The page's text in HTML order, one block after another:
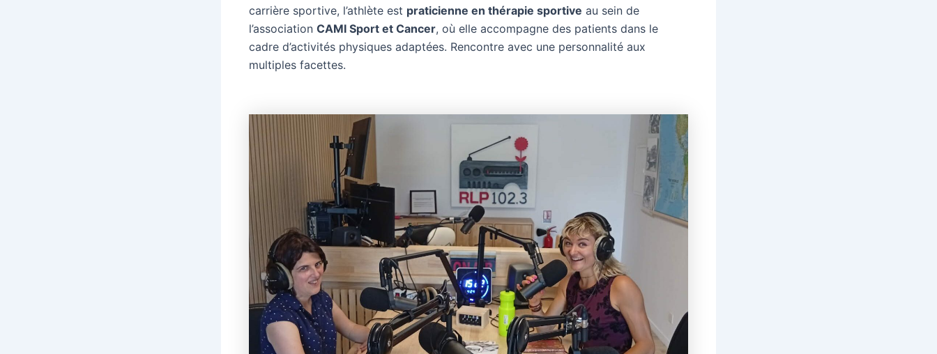
carrière sportive, l’athlète est praticienne en thérapie sportive au sein de
l’association CAMI Sport et Cancer, où elle accompagne des patients dans le
cadre d’activités physiques adaptées. Rencontre avec une personnalité aux
multiples facettes.